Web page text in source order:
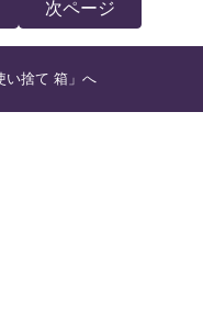
次ページ
い捨て 箱」へ